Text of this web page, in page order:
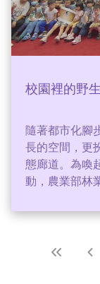
校園裡的野
隨著都市化腳
長的空間，更
態廊道。為喚
動，農業部林
兩年，拍攝的
在這裡繁衍